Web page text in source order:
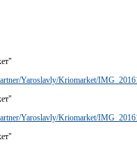
Yaroslavly/Kriomarket/
Yaroslavly/Kriomarket/